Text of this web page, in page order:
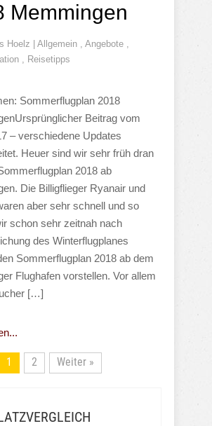
Memmingen
Hoelz Allgemein , Angebote ,
, Reisetipps
Sommerflugplan 2018
Beitrag vom
– verschiedene Updates
Heuer sind wir sehr früh dran
2018 ab
Die Billigflieger Ryanair und
aber sehr schnell und so
schon sehr zeitnah nach
des Winterflugplanes
Sommerflugplan 2018 ab dem
Flughafen vorstellen. Vor allem
[…]
1 2 Weiter »